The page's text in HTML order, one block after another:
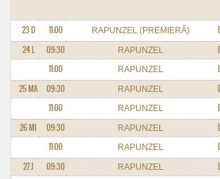
23 D
11:00 RAPUNZEL (PREMIERĂ)
24 L
09:30 RAPUNZEL
11:00
RAPUNZEL
25 MA
09:30 RAPUNZEL
11:00
RAPUNZEL
26 MI
09:30 RAPUNZEL
11:00
RAPUNZEL
27 J
09:30 RAPUNZEL